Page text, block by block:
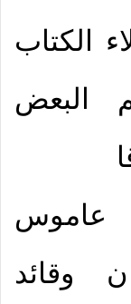
الكتاب
البعض
عاموس
وقائد